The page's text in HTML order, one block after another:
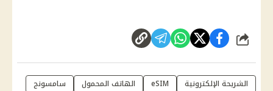
شارك
الشريحة الإلكترونية eSIM الهاتف المحمول
سامسونج